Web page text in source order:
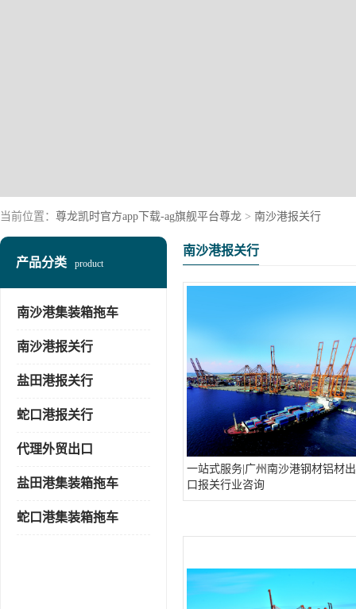
当前位置： 尊龙凯时官方app下载-ag旗舰平台尊龙 > 南沙港报关行
产品分类 product
南沙港集装箱拖车
南沙港报关行
盐田港报关行
蛇口港报关行
代理外贸出口
盐田港集装箱拖车
蛇口港集装箱拖车
南沙港报关行
一站式服务|广州南沙港钢材铝材出
口报关行业咨询